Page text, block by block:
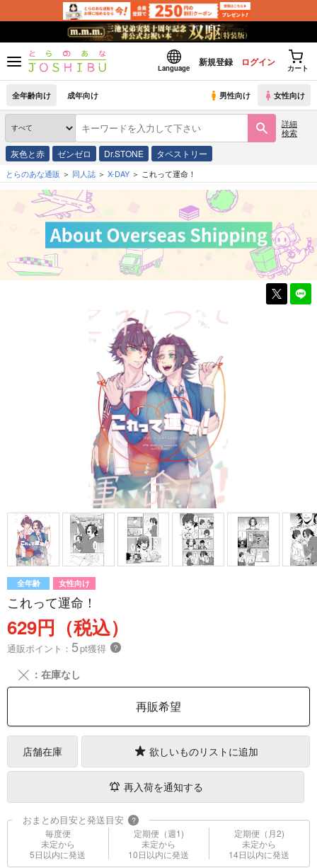
Language
新規登録 ログイン
カート
全年齢向け 成年向け 男性向け 女性向け
詳細
検索
灰色と赤 ゼンゼロ Dr.STONE タペストリー
とらのあな通販 同人誌 X-DAY これって運命！
全年齢 女性向け
これって運命！
629円（税込）
通販ポイント： 5pt獲得 ？
╳ ：在庫なし
再販希望
店舗在庫 欲しいものリストに追加
再入荷を通知する
おまとめ目安と発送目安 ?
毎度便
未定から
5日以内に発送
定期便（週1)
未定から
10日以内に発送
定期便（月2)
未定から
14日以内に発送